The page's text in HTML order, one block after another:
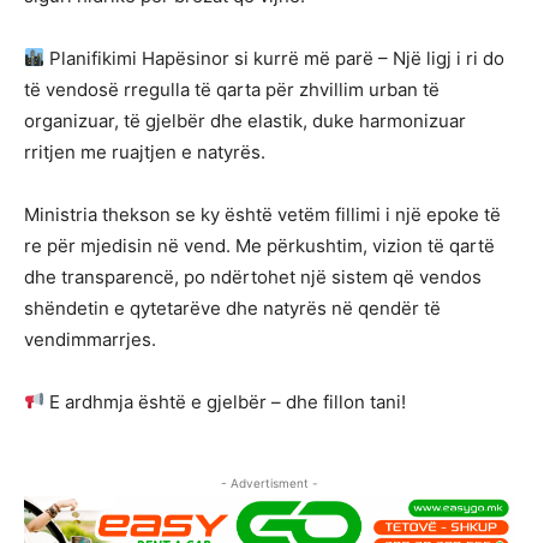
Planifikimi Hapësinor si kurrë më parë – Një ligj i ri do
të vendosë rregulla të qarta për zhvillim urban të
organizuar, të gjelbër dhe elastik, duke harmonizuar
rritjen me ruajtjen e natyrës.
Ministria thekson se ky është vetëm fillimi i një epoke të
re për mjedisin në vend. Me përkushtim, vizion të qartë
dhe transparencë, po ndërtohet një sistem që vendos
shëndetin e qytetarëve dhe natyrës në qendër të
vendimmarrjes.
E ardhmja është e gjelbër – dhe fillon tani!
- Advertisment -